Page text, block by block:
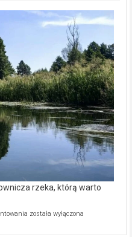
kamerą
wśród
rzeka, którą warto
Ekologiczne
została wyłączona